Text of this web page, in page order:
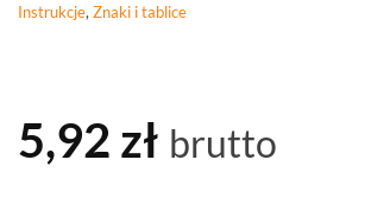
Instrukcje,Znaki i tablice
5,92 zł brutto